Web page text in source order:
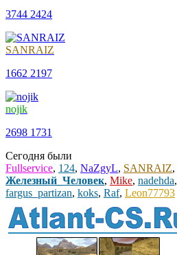
3744 2424
SANRAIZ
1662 2197
nojik
2698 1731
Сегодня были
Fullservice, 124, NaZgyL, SANRAIZ,
Железный_Человек, Mike, nadehda,
fargus_partizan, koks, Raf, Leon77793